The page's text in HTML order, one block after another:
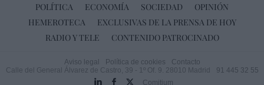
POLÍTICA ECONOMÍA SOCIEDAD
OPINIÓN
HEMEROTECA
EXCLUSIVAS DE LA PRENSA DE HOY
RADIO Y TELE
CONTENIDO PATROCINADO
Aviso legal Política de cookies
Contacto
Calle del General Álvarez de Castro, 39 - 1º Of. 9. 28010 Madrid
91 445 32 55
Comitium